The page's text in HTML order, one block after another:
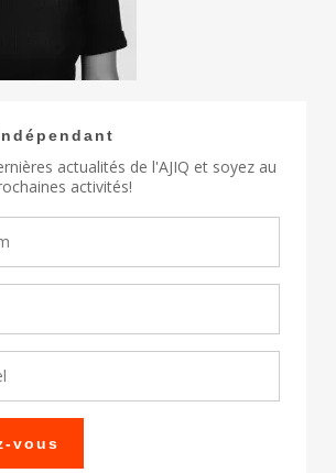
actualités de l'AJIQ et soyez au
activités!